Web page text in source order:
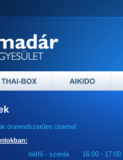
órarendszerűen üzemel:
hétfő - szerda 16:00 - 17:00